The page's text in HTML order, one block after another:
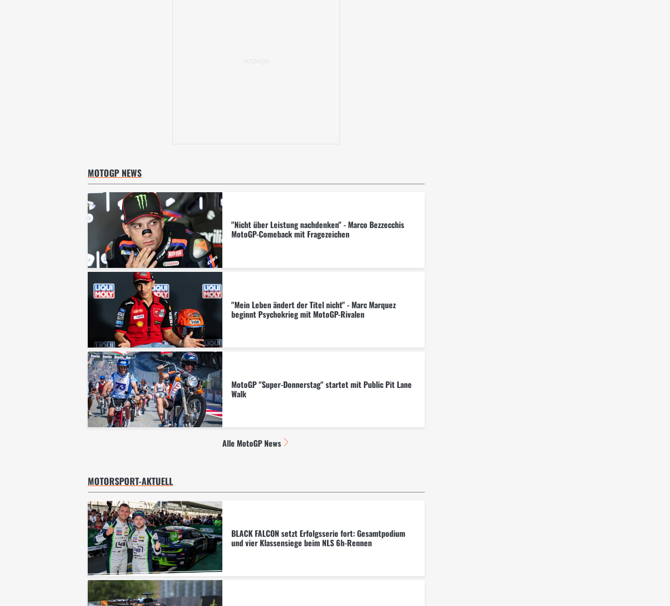
MOTOGP NEWS
"Nicht über Leistung nachdenken" - Marco Bezzecchis
MotoGP-Comeback mit Fragezeichen
"Mein Leben ändert der Titel nicht" - Marc Marquez
beginnt Psychokrieg mit MotoGP-Rivalen
MotoGP "Super-Donnerstag" startet mit Public Pit Lane
Walk
Alle MotoGP News
MOTORSPORT-AKTUELL
BLACK FALCON setzt Erfolgsserie fort: Gesamtpodium
und vier Klassensiege beim NLS 6h-Rennen